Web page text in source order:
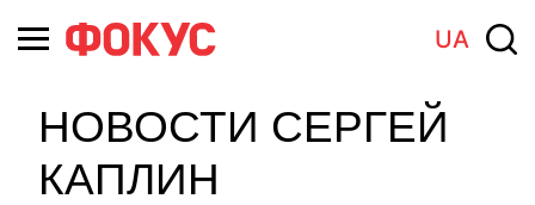
UA
НОВОСТИ СЕРГЕЙ
КАПЛИН